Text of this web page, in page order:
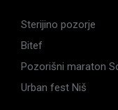
Sterijino pozorje
Bitef
Pozorišni maraton
Urban fest Niš